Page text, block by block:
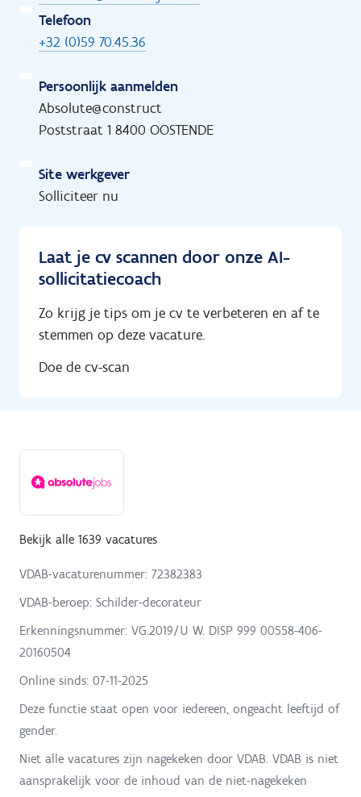
Telefoon
+32 (0)59 70.45.36
Persoonlijk aanmelden
Absolute@construct
Poststraat 1 8400 OOSTENDE
Site werkgever
Solliciteer nu
Laat je cv scannen door onze AI-
sollicitatiecoach
Zo krijg je tips om je cv te verbeteren en af te
stemmen op deze vacature.
Doe de cv-scan
Bekijk alle 1639 vacatures
VDAB-vacaturenummer: 72382383
VDAB-beroep: Schilder-decorateur
Erkenningsnummer: VG.2019/U W. DISP 999 00558-406-
20160504
Online sinds: 07-11-2025
Deze functie staat open voor iedereen, ongeacht leeftijd of
gender.
Niet alle vacatures zijn nagekeken door VDAB. VDAB is niet
aansprakelijk voor de inhoud van de niet-nagekeken